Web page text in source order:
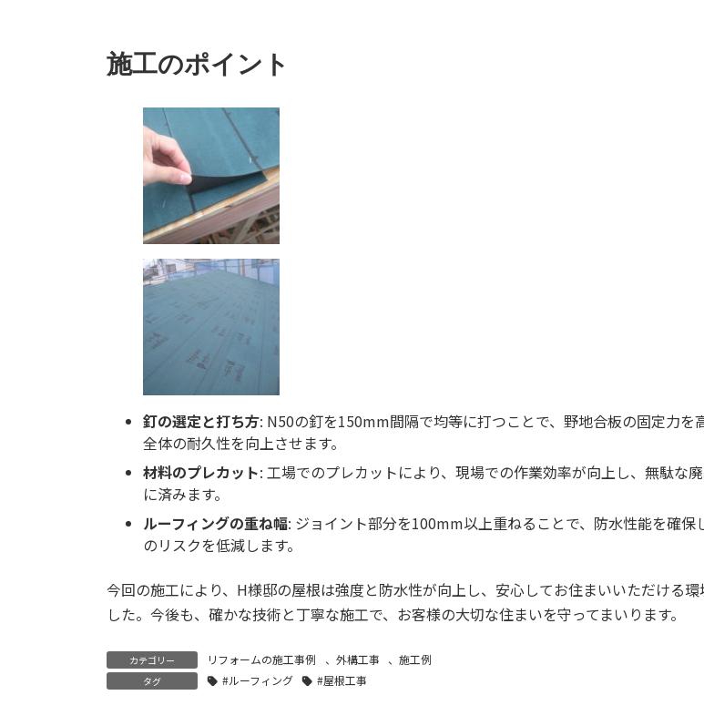
施工のポイント
釘の選定と打ち方: N50の釘を150mm間隔で均等に打つことで、野地合板の固定力を
全体の耐久性を向上させます。
材料のプレカット: 工場でのプレカットにより、現場での作業効率が向上し、無駄な
に済みます。
ルーフィングの重ね幅: ジョイント部分を100mm以上重ねることで、防水性能を確保
のリスクを低減します。
今回の施工により、H様邸の屋根は強度と防水性が向上し、安心してお住まいいただける環
した。今後も、確かな技術と丁寧な施工で、お客様の大切な住まいを守ってまいります。
カテゴリー リフォームの施工事例 、 外構工事 、施工例
タグ #ルーフィング #屋根工事